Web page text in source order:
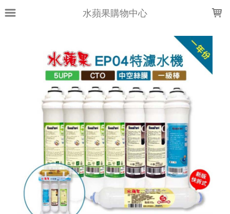
水蘋果購物中心